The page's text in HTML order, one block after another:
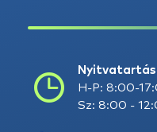
H-P: 8:00-
Sz: 8:00 -